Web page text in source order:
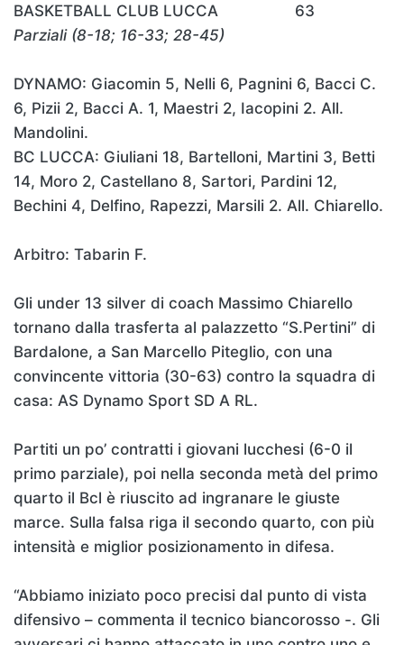
BASKETBALL CLUB LUCCA 63
Parziali (8-18; 16-33; 28-45)
DYNAMO: Giacomin 5, Nelli 6, Pagnini 6, Bacci C.
6, Pizii 2, Bacci A. 1, Maestri 2, Iacopini 2. All.
Mandolini.
BC LUCCA: Giuliani 18, Bartelloni, Martini 3, Betti
14, Moro 2, Castellano 8, Sartori, Pardini 12,
Bechini 4, Delfino, Rapezzi, Marsili 2. All. Chiarello.
Arbitro: Tabarin F.
Gli under 13 silver di coach Massimo Chiarello
tornano dalla trasferta al palazzetto “S.Pertini” di
Bardalone, a San Marcello Piteglio, con una
convincente vittoria (30-63) contro la squadra di
casa: AS Dynamo Sport SD A RL.
Partiti un po’ contratti i giovani lucchesi (6-0 il
primo parziale), poi nella seconda metà del primo
quarto il Bcl è riuscito ad ingranare le giuste
marce. Sulla falsa riga il secondo quarto, con più
intensità e miglior posizionamento in difesa.
“Abbiamo iniziato poco precisi dal punto di vista
difensivo – commenta il tecnico biancorosso -. Gli